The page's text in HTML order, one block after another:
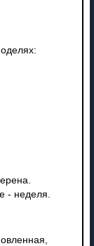
- неделя.